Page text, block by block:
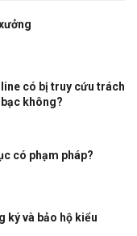
có bị truy cứu trách
không?
có phạm pháp?
ký và bảo hộ kiểu